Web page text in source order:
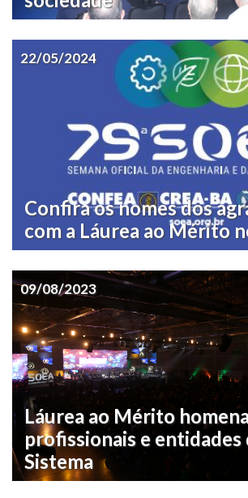
22/05/2024
Confira os nomes dos
com a Láurea ao Mérito
09/08/2023
Láurea ao Mérito
profissionais e entidades
Sistema